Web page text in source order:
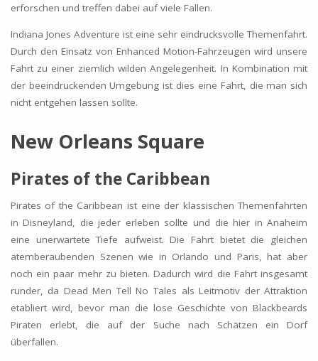
erforschen und treffen dabei auf viele Fallen.
Indiana Jones Adventure ist eine sehr eindrucksvolle Themenfahrt.
Durch den Einsatz von Enhanced Motion-Fahrzeugen wird unsere
Fahrt zu einer ziemlich wilden Angelegenheit. In Kombination mit
der beeindruckenden Umgebung ist dies eine Fahrt, die man sich
nicht entgehen lassen sollte.
New Orleans Square
Pirates of the Caribbean
Pirates of the Caribbean ist eine der klassischen Themenfahrten
in Disneyland, die jeder erleben sollte und die hier in Anaheim
eine unerwartete Tiefe aufweist. Die Fahrt bietet die gleichen
atemberaubenden Szenen wie in Orlando und Paris, hat aber
noch ein paar mehr zu bieten. Dadurch wird die Fahrt insgesamt
runder, da Dead Men Tell No Tales als Leitmotiv der Attraktion
etabliert wird, bevor man die lose Geschichte von Blackbeards
Piraten erlebt, die auf der Suche nach Schätzen ein Dorf
überfallen.